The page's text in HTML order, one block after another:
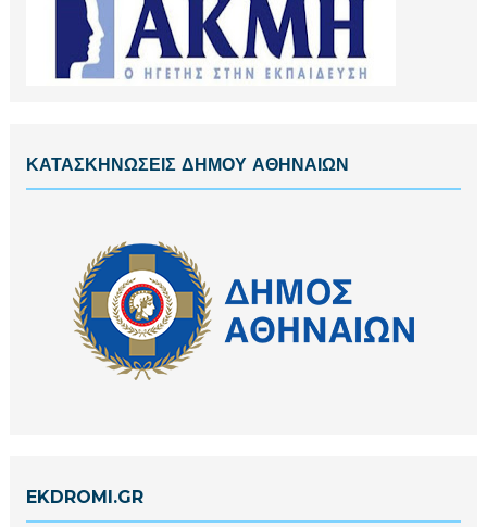
ΚΑΤΑΣΚΗΝΩΣΕΙΣ ΔΗΜΟΥ ΑΘΗΝΑΙΩΝ
EKDROMI.GR